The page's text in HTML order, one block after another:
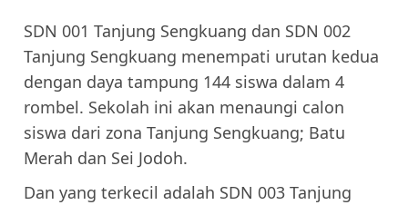
SDN 001 Tanjung Sengkuang dan SDN 002
Tanjung Sengkuang menempati urutan kedua
dengan daya tampung 144 siswa dalam 4
rombel. Sekolah ini akan menaungi calon
siswa dari zona Tanjung Sengkuang; Batu
Merah dan Sei Jodoh.
Dan yang terkecil adalah SDN 003 Tanjung